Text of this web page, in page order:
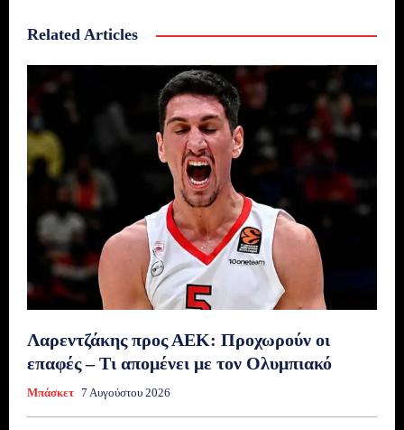
Related Articles
Λαρεντζάκης προς ΑΕΚ: Προχωρούν οι
επαφές – Τι απομένει με τον Ολυμπιακό
Μπάσκετ 7 Αυγούστου 2026